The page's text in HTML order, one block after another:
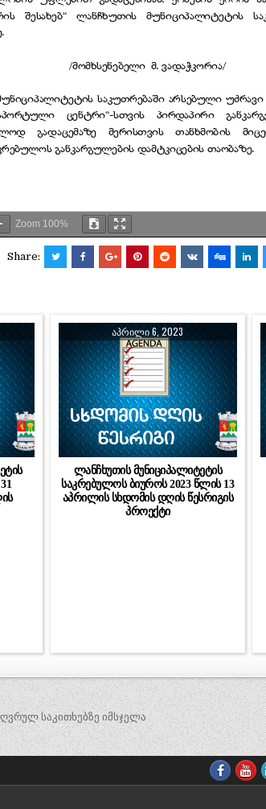
Zoom 100%
Share:
ᲐᲞᲠᲘᲚᲘ 6, 2023
ლანჩხუთის მუნიციპალიტეტის
საკრებულოს ბიუროს 2023 წლის 13
აპრილის სხდომის დღის წესრიგის
პროექტი
საკითხებზე იმსჯელა